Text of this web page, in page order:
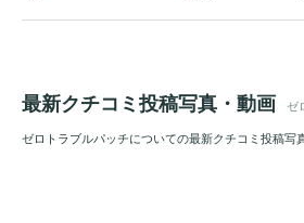
最新クチコミ投稿写真・動画 ゼ
ゼロトラブルパッチについての最新クチコミ投稿写